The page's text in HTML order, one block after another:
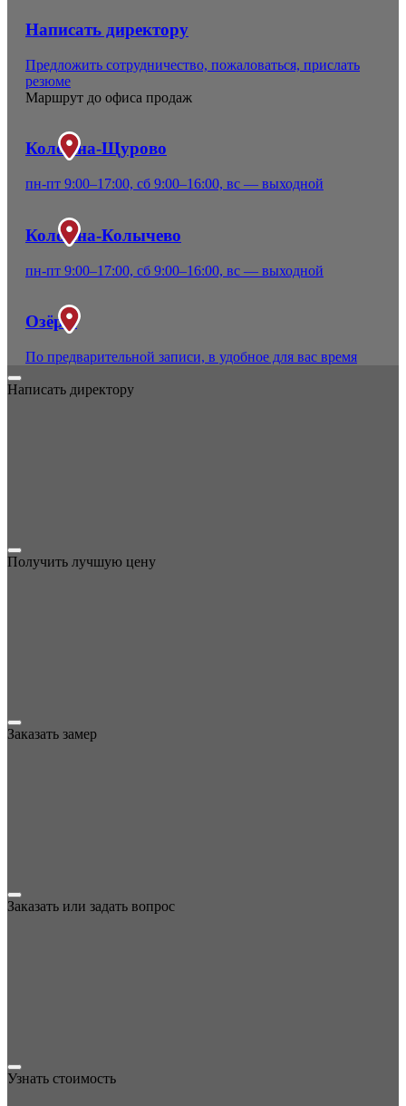
Написать директору
Предложить сотрудничество, пожаловаться, прислать
резюме
Маршрут до офиса продаж
Коломна-Щурово
пн-пт 9:00–17:00, сб 9:00–16:00, вс — выходной
Коломна-Колычево
пн-пт 9:00–17:00, сб 9:00–16:00, вс — выходной
Озёры
По предварительной записи, в удобное для вас время
Написать директору
Получить лучшую цену
Заказать замер
Заказать или задать вопрос
Узнать стоимость